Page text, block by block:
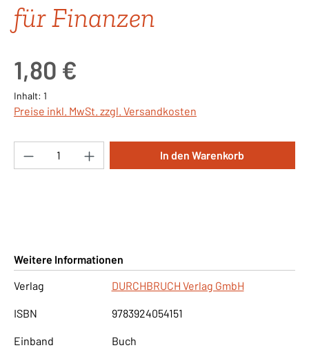
für Finanzen
1,80 €
Inhalt: 1
Preise inkl. MwSt. zzgl. Versandkosten
Produkt Anzahl: Gib den gewünschten
In den Warenkorb
Weitere Informationen
Verlag
DURCHBRUCH Verlag GmbH
ISBN 9783924054151
Einband Buch